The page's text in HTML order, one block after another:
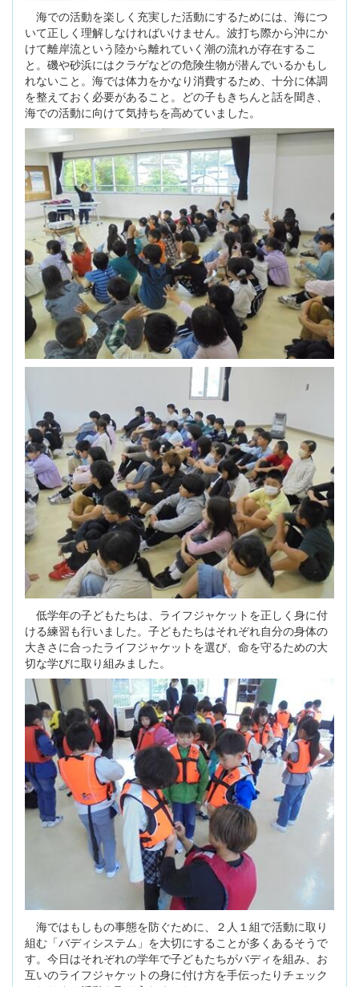
海での活動を楽しく充実した活動にするためには、海につ
いて正しく理解しなければいけません。波打ち際から沖にか
けて離岸流という陸から離れていく潮の流れが存在するこ
と。磯や砂浜にはクラゲなどの危険生物が潜んでいるかもし
れないこと。海では体力をかなり消費するため、十分に体調
を整えておく必要があること。どの子もきちんと話を聞き、
海での活動に向けて気持ちを高めていました。
低学年の子どもたちは、ライフジャケットを正しく身に付
ける練習も行いました。子どもたちはそれぞれ自分の身体の
大きさに合ったライフジャケットを選び、命を守るための大
切な学びに取り組みました。
海ではもしもの事態を防ぐために、２人１組で活動に取り
組む「バディシステム」を大切にすることが多くあるそうで
す。今日はそれぞれの学年で子どもたちがバディを組み、お
互いのライフジャケットの身に付け方を手伝ったりチェック